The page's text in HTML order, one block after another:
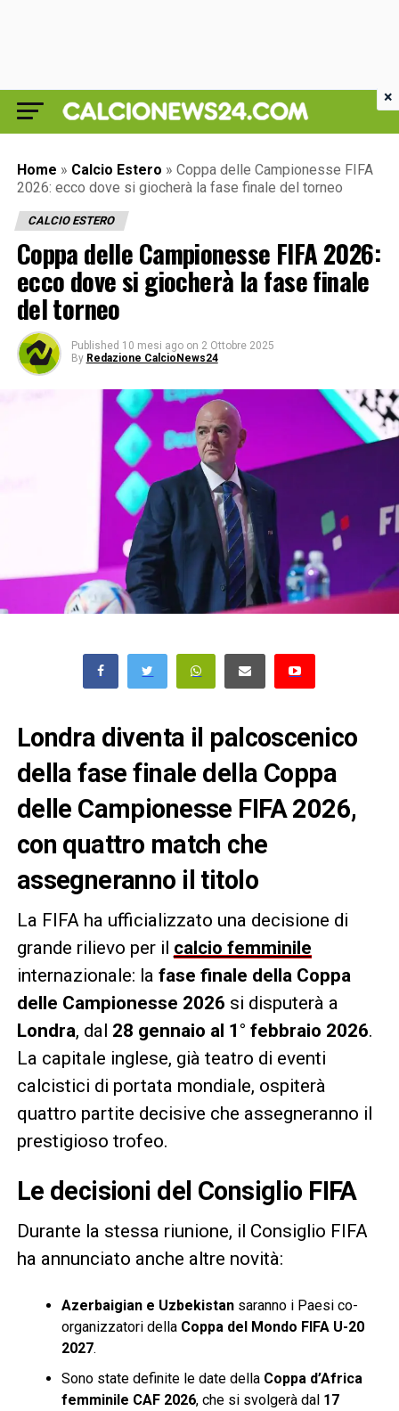
Home » Calcio Estero » Coppa delle Campionesse FIFA
2026: ecco dove si giocherà la fase finale del torneo
CALCIO ESTERO
Coppa delle Campionesse FIFA 2026:
ecco dove si giocherà la fase finale
del torneo
Published 10 mesi ago on 2 Ottobre 2025
By Redazione CalcioNews24
Londra diventa il palcoscenico
della fase finale della Coppa
delle Campionesse FIFA 2026,
con quattro match che
assegneranno il titolo
La FIFA ha ufficializzato una decisione di
grande rilievo per il calcio femminile
internazionale: la fase finale della Coppa
delle Campionesse 2026 si disputerà a
Londra, dal 28 gennaio al 1° febbraio 2026.
La capitale inglese, già teatro di eventi
calcistici di portata mondiale, ospiterà
quattro partite decisive che assegneranno il
prestigioso trofeo.
Le decisioni del Consiglio FIFA
Durante la stessa riunione, il Consiglio FIFA
ha annunciato anche altre novità:
Azerbaigian e Uzbekistansaranno i Paesi co-
organizzatori della Coppa del Mondo FIFA U-20
2027.
Sono state definite le date della Coppa d’Africa
femminile CAF 2026, che si svolgerà dal 17
×